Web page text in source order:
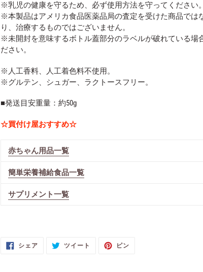
※乳児の健康を守るため、必ず使用方法を守ってください。
※本製品はアメリカ食品医薬品局の査定を受けた商品では
り、治療するものではございません。
※未開封を意味するボトル蓋部分のラベルが破れている場
ださい。
※人工香料、人工着色料不使用。
※グルテン、シュガー、ラクトースフリー。
■発送目安重量：約50g
☆買付け屋おすすめ☆
赤ちゃん用品一覧
簡単栄養補給食品一覧
サプリメント一覧
シェアFACEBOOKツイート
TWITTERピンPINTEREST